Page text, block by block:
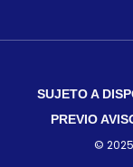
©
SUJETO A
PREVIO